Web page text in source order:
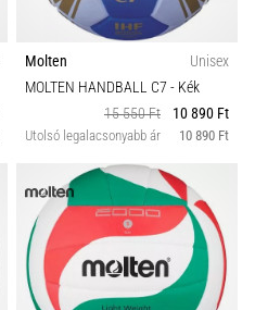
Molten
Unisex
MOLTEN HANDBALL C7 - Kék
15 550 Ft
10 890 Ft
Utolsó legalacsonyabb ár 10 890 Ft